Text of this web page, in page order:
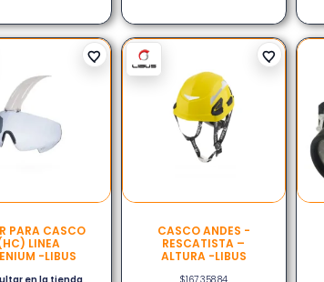
PARA CASCO
LINEA
-LIBUS
en la tienda
CASCO ANDES -
RESCATISTA –
ALTURA -LIBUS
$167.358,84